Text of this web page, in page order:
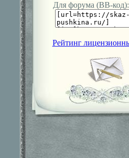
Для форума (ВВ-код):
Рейтинг